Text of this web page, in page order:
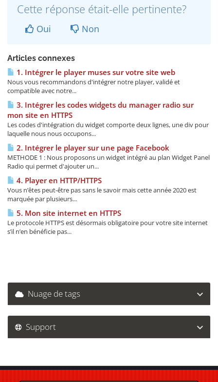
Cette réponse était-elle pertinente?
Oui Non
Articles connexes
1. Intégrer le player muses sur votre site web
Nous vous recommandons d'intégrer notre player, validé et
compatible avec notre...
3. Intégrer les codes widgets du manager radio sur
mon site en HTTPS
Les codes d'intégration du widget comporte deux lignes, une div pour
laquelle nous nous occupons...
2. Intégrer le player sur une page Facebook
METHODE 1 : Nous proposons un widget intégré au plan Widget Panel
Radio qui permet d'ajouter un...
4. Player en HTTP/HTTPS
Vous n’êtes peut-être pas sans le savoir mais cette année 2020 est
marquée par plusieurs...
5. Mon site internet en HTTPS
Le protocole HTTPS est désormais obligatoire pour votre site internet
s’il n’en bénéficie pas...
Nuage de tags
Support